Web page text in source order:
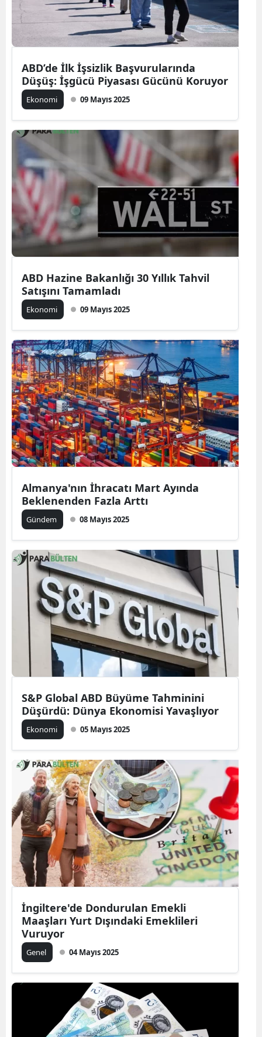
ABD’de İlk İşsizlik Başvurularında
Düşüş: İşgücü Piyasası Gücünü Koruyor
Ekonomi 09 Mayıs 2025
ABD Hazine Bakanlığı 30 Yıllık Tahvil
Satışını Tamamladı
Ekonomi 09 Mayıs 2025
Almanya'nın İhracatı Mart Ayında
Beklenenden Fazla Arttı
Gündem 08 Mayıs 2025
S&P Global ABD Büyüme Tahminini
Düşürdü: Dünya Ekonomisi Yavaşlıyor
Ekonomi 05 Mayıs 2025
İngiltere'de Dondurulan Emekli
Maaşları Yurt Dışındaki Emeklileri
Vuruyor
Genel 04 Mayıs 2025